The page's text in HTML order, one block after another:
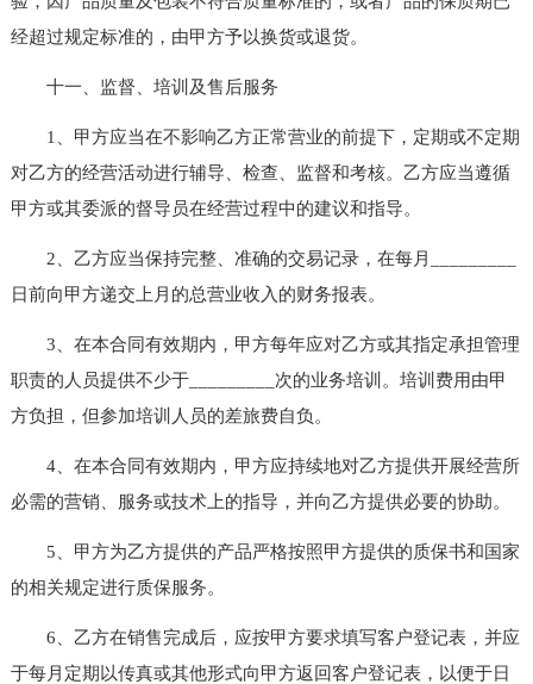
经超过规定标准的，由甲方予以换货或退货。
十一、监督、培训及售后服务
1、甲方应当在不影响乙方正常营业的前提下，定期或不定期
对乙方的经营活动进行辅导、检查、监督和考核。乙方应当遵循
甲方或其委派的督导员在经营过程中的建议和指导。
2、乙方应当保持完整、准确的交易记录，在每月_________
日前向甲方递交上月的总营业收入的财务报表。
3、在本合同有效期内，甲方每年应对乙方或其指定承担管理
职责的人员提供不少于_________次的业务培训。培训费用由甲
方负担，但参加培训人员的差旅费自负。
4、在本合同有效期内，甲方应持续地对乙方提供开展经营所
必需的营销、服务或技术上的指导，并向乙方提供必要的协助。
5、甲方为乙方提供的产品严格按照甲方提供的质保书和国家
的相关规定进行质保服务。
6、乙方在销售完成后，应按甲方要求填写客户登记表，并应
于每月定期以传真或其他形式向甲方返回客户登记表，以便于日